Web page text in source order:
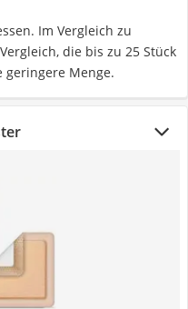
Im Vergleich zu
die bis zu 25 Stück
geringere Menge.